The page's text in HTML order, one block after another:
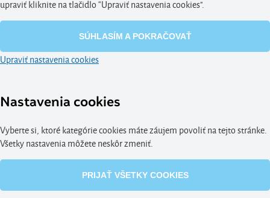
upraviť kliknite na tlačidlo “Upraviť nastavenia cookies".
SÚHLASÍM A POKRAČOVAŤ
Upraviť nastavenia cookies
Nastavenia cookies
Vyberte si, ktoré kategórie cookies máte záujem povoliť na tejto stránke.
Všetky nastavenia môžete neskôr zmeniť.
PRIJAŤ VŠETKY COOKIES